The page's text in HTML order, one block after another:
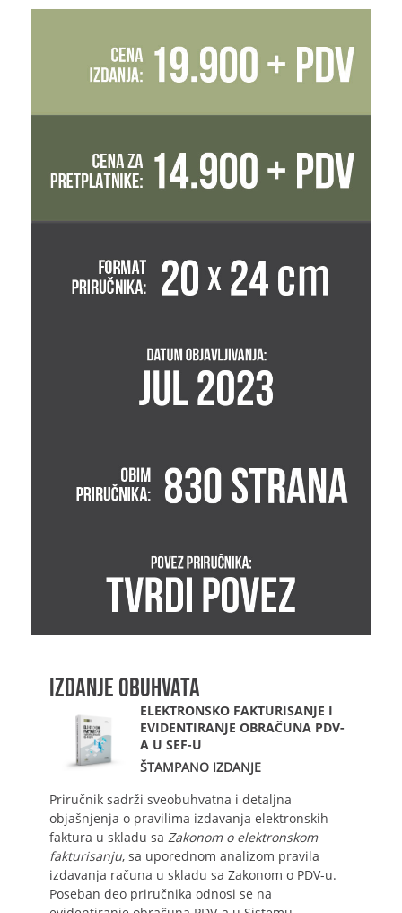
IZDANJE OBUHVATA
ELEKTRONSKO FAKTURISANJE I
EVIDENTIRANJE OBRAČUNA PDV-
A U SEF-U
ŠTAMPANO IZDANJE
Priručnik sadrži sveobuhvatna i detaljna
objašnjenja o pravilima izdavanja elektronskih
faktura u skladu sa Zakonom o elektronskom
fakturisanju, sa uporednom analizom pravila
izdavanja računa u skladu sa Zakonom o PDV-u.
Poseban deo priručnika odnosi se na